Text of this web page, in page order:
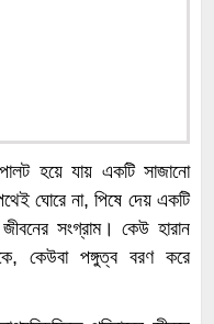
হয়ে যায় একটি সাজানো
ঘোরে না, পিষে দেয় একটি
সংগ্রাম। কেউ হারান
কেউবা পঙ্গুত্ব বরণ করে